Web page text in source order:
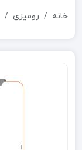
خانه رومیزی